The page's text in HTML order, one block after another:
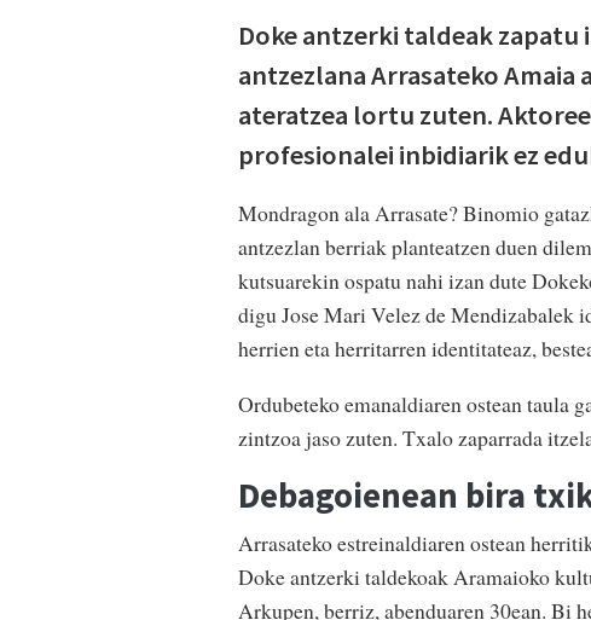
Doke antzerki taldeak
antzezlana Arrasateko
ateratzea lortu zuten.
profesionalei inbidiarik ez
Mondragon ala Arrasate? Binomio
antzezlan berriak planteatzen duen
kutsuarekin ospatu nahi izan dute
digu Jose Mari Velez de Mendizabalek
herrien eta herritarren identitateaz,
Ordubeteko emanaldiaren ostean taula
zintzoa jaso zuten. Txalo zaparrada
Debagoienean bira
Arrasateko estreinaldiaren ostean
Doke antzerki taldekoak Aramaioko
Arkupen, berriz, abenduaren 30ean. Bi